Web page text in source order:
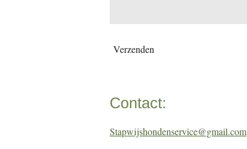
Verzenden
Contact:
Stapwijshondenservice@gmail.com